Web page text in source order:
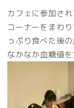
カフェに参加さ
コーナーをまわ
っぷり食べた後
なかなか血糖値